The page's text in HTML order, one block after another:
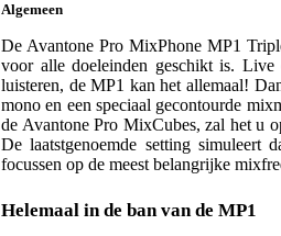
Algemeen
De Avantone Pro MixPhone MP1
voor alle doeleinden geschikt is.
luisteren, de MP1 kan het allemaal!
mono en een speciaal gecontourde
de Avantone Pro MixCubes, zal het u
De laatstgenoemde setting
focussen op de meest belangrijke
Helemaal in de ban van de MP1